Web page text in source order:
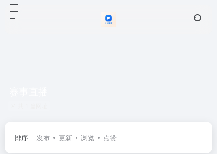
排序 发布 更新 浏览 点赞